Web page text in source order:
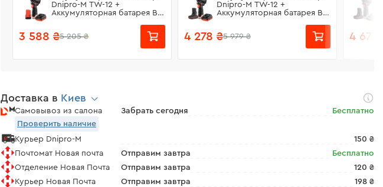
Dnipro-M TW-12 +
Аккумуляторная батарея BP-
3 588 ₴5 205 ₴
Dnipro-M TW-12 +
Аккумуляторная батарея BP-
4 278 ₴5 979 ₴ 4 677
Доставка в Киев
Самовывоз из салона Забрать сегодня
Бесплатно
Проверить наличие
Курьер Dnipro-M
150 ₴
Почтомат Новая почта
Отправим завтра
Бесплатно
Отделение Новая Почта
Отправим завтра
120 ₴
Курьер Новая Почта
Отправим завтра
198 ₴